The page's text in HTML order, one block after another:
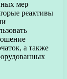
мер
реактивы
а также